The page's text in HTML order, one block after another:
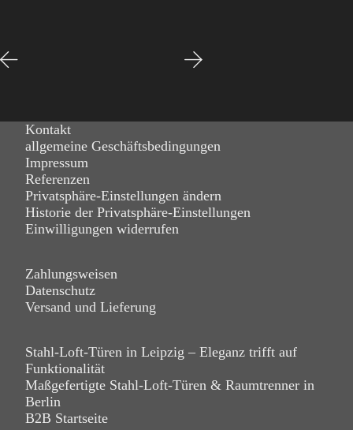
Kontakt
allgemeine Geschäftsbedingungen
Impressum
Referenzen
Privatsphäre-Einstellungen ändern
Historie der Privatsphäre-Einstellungen
Einwilligungen widerrufen
Zahlungsweisen
Datenschutz
Versand und Lieferung
Stahl-Loft-Türen in Leipzig – Eleganz trifft auf
Funktionalität
Maßgefertigte Stahl-Loft-Türen & Raumtrenner in
Berlin
B2B Startseite